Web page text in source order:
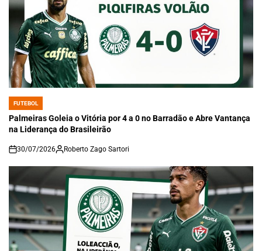
POSTED
IN
FUTEBOL
Palmeiras Goleia o Vitória por 4 a 0 no Barradão e Abre Vantança
na Liderança do Brasileirão
on
30/07/2026 Roberto Zago Sartori